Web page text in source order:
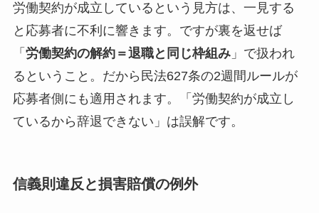
労働契約が成立しているという見方は、一見する
と応募者に不利に響きます。ですが裏を返せば
「 労働契約の解約＝退職と同じ枠組み」で扱われ
るということ。だから民法627条の2週間ルールが
応募者側にも適用されます。「労働契約が成立し
ているから辞退できない」は誤解です。
信義則違反と損害賠償の例外